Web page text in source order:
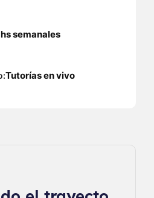
semanales
Tutorías en vivo